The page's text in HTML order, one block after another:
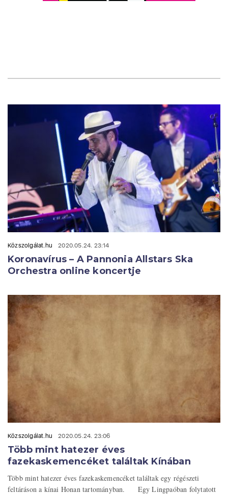
Közszolgálat.hu 2020.05.24. 23:14
Koronavírus – A Pannonia Allstars Ska
Orchestra online koncertje
Közszolgálat.hu 2020.05.24. 23:06
Több mint hatezer éves
fazekaskemencéket találtak Kínában
Több mint hatezer éves fazekaskemencéket találtak egy régészeti
feltáráson a kínai Honan tartományban. Egy Lingpaóban folytatott